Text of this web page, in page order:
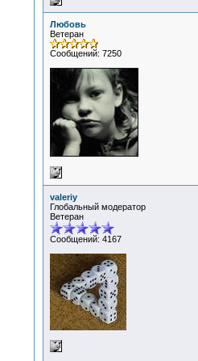
Любовь
Ветеран
Сообщений: 7250
valeriy
Глобальный модератор
Ветеран
Сообщений: 4167